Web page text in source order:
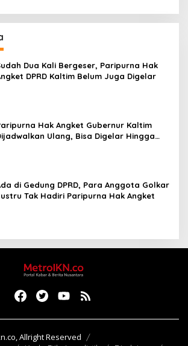
Dua Kali Bergeser, Paripurna Hak
DPRD Kaltim Belum Juga Digelar
Hak Angket Gubernur Kaltim
Ulang, Bisa Digelar Hingga
di Gedung DPRD, Para Anggota Golkar
Tak Hadiri Paripurna Hak Angket
Allright Reserved